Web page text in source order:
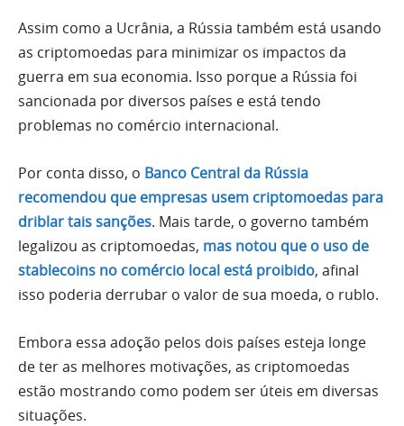
Assim como a Ucrânia, a Rússia também está usando
as criptomoedas para minimizar os impactos da
guerra em sua economia. Isso porque a Rússia foi
sancionada por diversos países e está tendo
problemas no comércio internacional.
Por conta disso, o Banco Central da Rússia
recomendou que empresas usem criptomoedas para
driblar tais sanções. Mais tarde, o governo também
legalizou as criptomoedas, mas notou que o uso de
stablecoins no comércio local está proibido, afinal
isso poderia derrubar o valor de sua moeda, o rublo.
Embora essa adoção pelos dois países esteja longe
de ter as melhores motivações, as criptomoedas
estão mostrando como podem ser úteis em diversas
situações.